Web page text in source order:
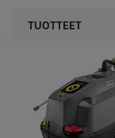
TUOTTEET